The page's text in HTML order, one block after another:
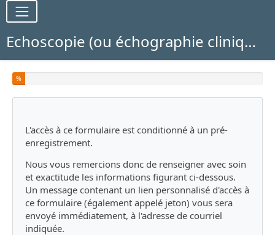
Echoscopie (ou échographie clinique ciblée) en médecine générale libérale en Normandie en 2026
Vous avez complété % de ce questionnaire.
%
L'accès à ce formulaire est conditionné à un pré-
enregistrement.
Nous vous remercions donc de renseigner avec soin
et exactitude les informations figurant ci-dessous.
Un message contenant un lien personnalisé d'accès à
ce formulaire (également appelé jeton) vous sera
envoyé immédiatement, à l'adresse de courriel
indiquée.